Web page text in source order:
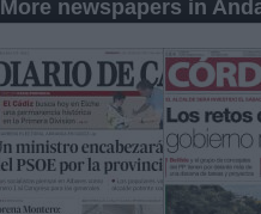
More newspapers in